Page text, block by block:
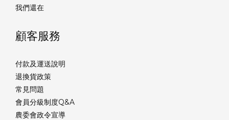
我們還在
顧客服務
付款及運送說明
退換貨政策
常見問題
會員分級制度Q&A
農委會政令宣導